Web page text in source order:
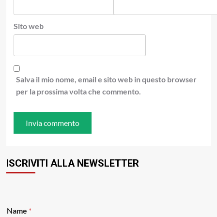
Sito web
Salva il mio nome, email e sito web in questo browser
per la prossima volta che commento.
ISCRIVITI ALLA NEWSLETTER
Name *